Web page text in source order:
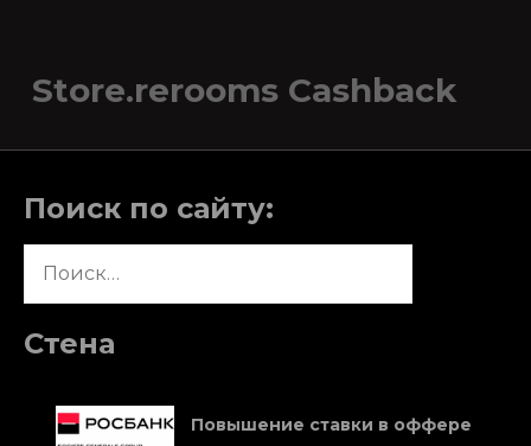
Store.rerooms Cashback
Поиск по сайту:
Стена
Повышение ставки в оффере